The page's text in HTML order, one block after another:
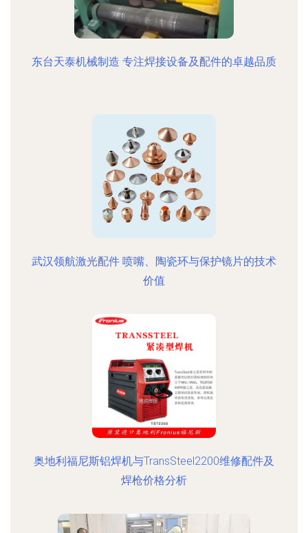
东台天泰机械制造 专注焊接设备及配件的卓越品质
武汉领航激光配件 喷嘴、陶瓷环与保护镜片的技术
价值
奥地利福尼斯铝焊机与TransSteel2200维修配件及
焊枪价格分析